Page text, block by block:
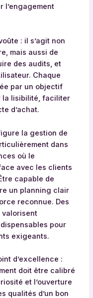
l’engagement
: il s’agit non
mais aussi de
des audits, et
Chaque
par un objectif
la lisibilité, faciliter
d’achat.
la gestion de
dans
où le
avec les clients
capable de
un planning clair
reconnue. Des
valorisent
pour
exigeants.
d’excellence :
doit être calibré
et l’ouverture
qualités d’un bon